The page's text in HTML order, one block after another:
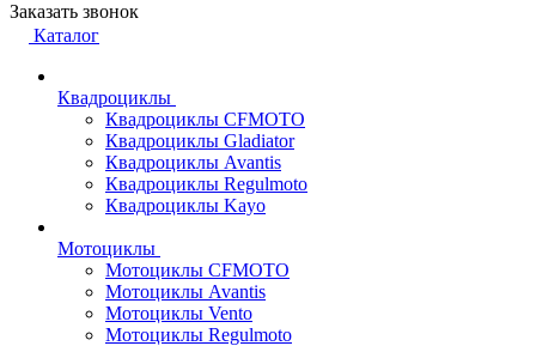
Заказать звонок
Каталог
Квадроциклы
Квадроциклы CFMOTO
Квадроциклы Gladiator
Квадроциклы Avantis
Квадроциклы Regulmoto
Квадроциклы Kayo
Мотоциклы
Мотоциклы CFMOTO
Мотоциклы Avantis
Мотоциклы Vento
Мотоциклы Regulmoto